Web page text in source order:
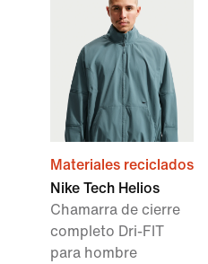
Materiales reciclados
Nike Tech Helios
Chamarra de cierre
completo Dri-FIT
para hombre